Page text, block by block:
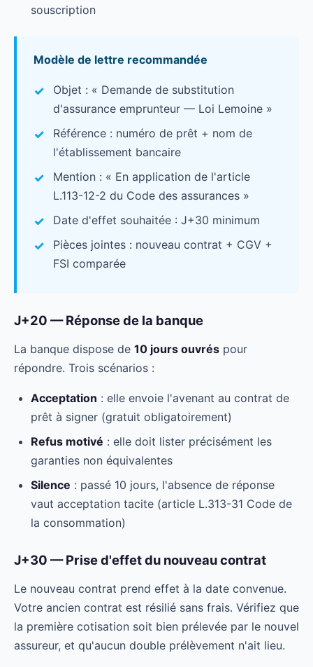
souscription
Modèle de lettre recommandée
Objet : « Demande de substitution
d'assurance emprunteur — Loi Lemoine »
Référence : numéro de prêt + nom de
l'établissement bancaire
Mention : « En application de l'article
L.113-12-2 du Code des assurances »
Date d'effet souhaitée : J+30 minimum
Pièces jointes : nouveau contrat + CGV +
FSI comparée
J+20 — Réponse de la banque
La banque dispose de 10 jours ouvrés pour
répondre. Trois scénarios :
Acceptation : elle envoie l'avenant au contrat de
prêt à signer (gratuit obligatoirement)
Refus motivé : elle doit lister précisément les
garanties non équivalentes
Silence : passé 10 jours, l'absence de réponse
vaut acceptation tacite (article L.313-31 Code de
la consommation)
J+30 — Prise d'effet du nouveau contrat
Le nouveau contrat prend effet à la date convenue.
Votre ancien contrat est résilié sans frais. Vérifiez que
la première cotisation soit bien prélevée par le nouvel
assureur, et qu'aucun double prélèvement n'ait lieu.